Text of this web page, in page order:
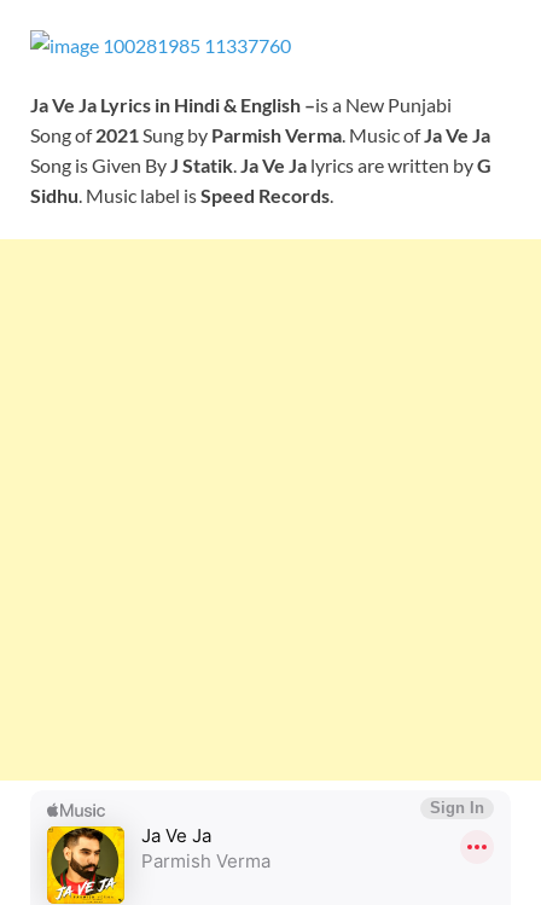
Ja Ve Ja Lyrics in Hindi & English –is a New Punjabi
Song of2021 Sung by Parmish Verma . Music of Ja Ve Ja
Song is Given By J Statik Ja Ve Ja lyrics are written byG
Sidhu . Music label isSpeed Records